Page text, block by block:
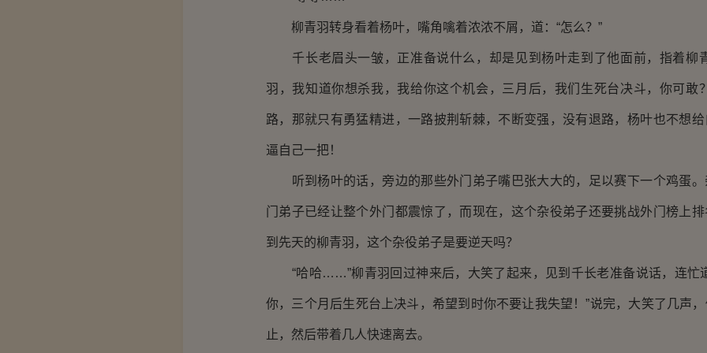
柳青羽转身看着杨叶，嘴角噙着浓浓不屑，道：“怎么？”
千长老眉头一皱，正准备说什么，却是见到杨叶走到了他面前，指着柳
羽，我知道你想杀我，我给你这个机会，三月后，我们生死台决斗，你可敢
路，那就只有勇猛精进，一路披荆斩棘，不断变强，没有退路，杨叶也不想
逼自己一把！
听到杨叶的话，旁边的那些外门弟子嘴巴张大大的，足以赛下一个鸡蛋。
门弟子已经让整个外门都震惊了，而现在，这个杂役弟子还要挑战外门榜上
到先天的柳青羽，这个杂役弟子是要逆天吗？
“哈哈……”柳青羽回过神来后，大笑了起来，见到千长老准备说话，连忙
你，三个月后生死台上决斗，希望到时你不要让我失望！”说完，大笑了几声
止，然后带着几人快速离去。